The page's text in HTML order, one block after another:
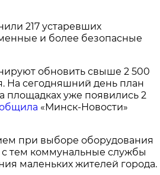
217 устаревших
и более безопасные
обновить свыше 2 500
На сегодняшний день план
площадках уже появились 2
«Минск-Новости»
при выборе оборудования
с тем коммунальные службы
маленьких жителей города.